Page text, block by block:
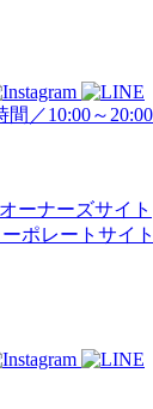
間／10:00～
ーナーズサイト
ポレートサイト